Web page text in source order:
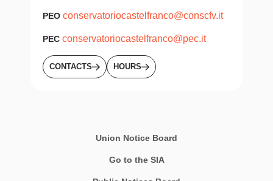
PEO conservatoriocastelfranco@conscfv.it
PEC conservatoriocastelfranco@pec.it
CONTACTS HOURS
Union Notice Board
Go to the SIA